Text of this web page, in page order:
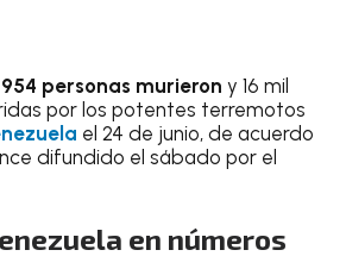
personas murieron y 16 mil
por los potentes terremotos
el 24 de junio, de acuerdo
difundido el sábado por el
en números